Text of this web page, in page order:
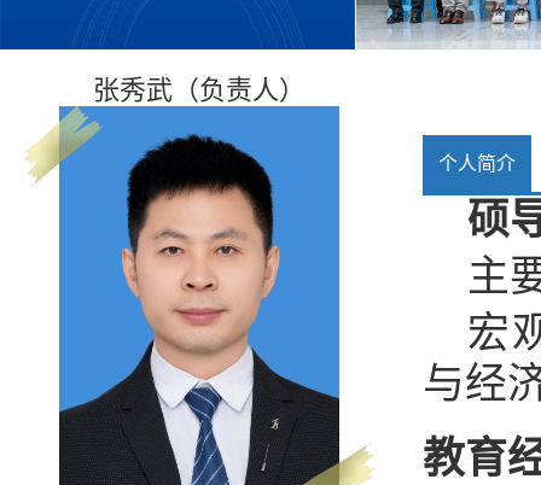
张秀武（负责人）
个人简介
硕
主
宏
与经
教育